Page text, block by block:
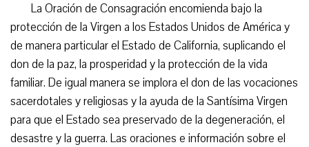
La Oración de Consagración encomienda bajo la
protección de la Virgen a los Estados Unidos de América y
de manera particular el Estado de California, suplicando el
don de la paz, la prosperidad y la protección de la vida
familiar. De igual manera se implora el don de las vocaciones
sacerdotales y religiosas y la ayuda de la Santísima Virgen
para que el Estado sea preservado de la degeneración, el
desastre y la guerra. Las oraciones e información sobre el